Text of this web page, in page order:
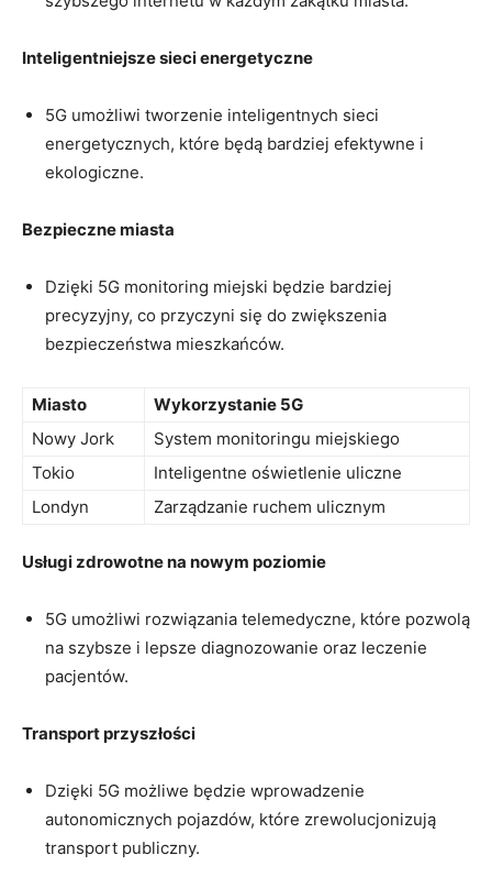
Inteligentniejsze ‍sieci energetyczne
5G umożliwi tworzenie inteligentnych ‍sieci
⁣energetycznych, które będą⁤ bardziej efektywne i
ekologiczne.
Bezpieczne miasta
Dzięki 5G⁣ monitoring miejski‌ będzie‌ bardziej
precyzyjny, co przyczyni się do zwiększenia
bezpieczeństwa mieszkańców.
Miasto
Wykorzystanie 5G
Nowy Jork
System monitoringu miejskiego
Tokio
Inteligentne oświetlenie uliczne
Londyn
Zarządzanie ruchem ulicznym
Usługi zdrowotne ‍na nowym⁤ poziomie
5G umożliwi rozwiązania telemedyczne, które pozwolą
na ​szybsze⁣ i lepsze ​diagnozowanie‌ oraz leczenie
‍pacjentów.
Transport przyszłości
Dzięki​ 5G możliwe będzie wprowadzenie
autonomicznych pojazdów,​ które zrewolucjonizują
⁤transport publiczny.